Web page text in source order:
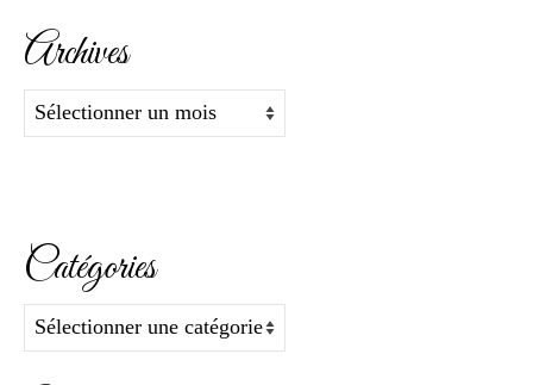
Archives
Archives
Catégories
Catégories